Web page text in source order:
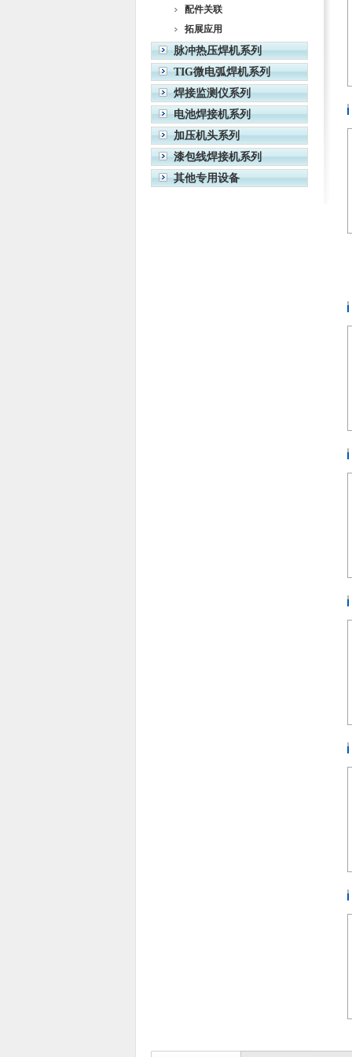
配件关联
拓展应用
脉冲热压焊机系列
TIG微电弧焊机系列
焊接监测仪系列
电池焊接机系列
加压机头系列
漆包线焊接机系列
其他专用设备